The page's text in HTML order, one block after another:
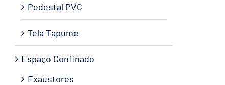
Pedestal PVC
Tela Tapume
Espaço Confinado
Exaustores